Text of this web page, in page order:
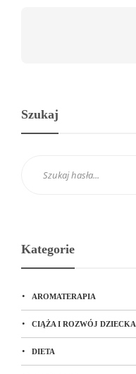
Szukaj
Kategorie
AROMATERAPIA
CIĄŻA I ROZWÓJ DZIECKA
DIETA